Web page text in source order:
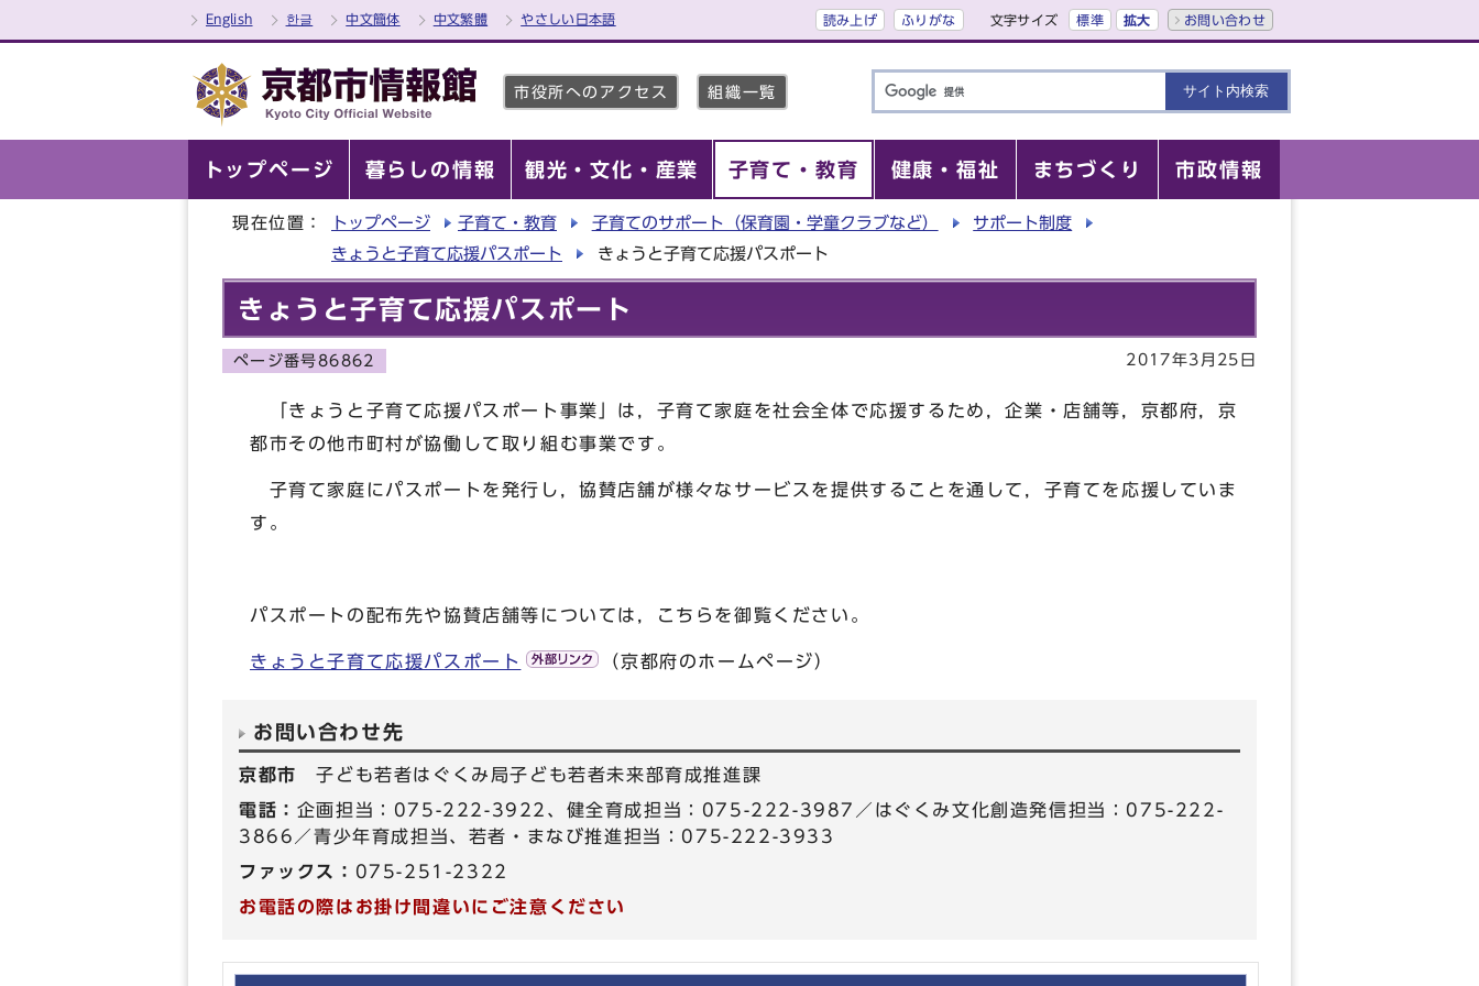
English 한글 中文簡体 中文繁體 やさしい日本語 読み上げ ふりがな 文字サイズ 標準 拡大 お問い合わせ
市役所へのアクセス 組織一覧
トップページ 暮らしの情報 観光・文化・産業 子育て・教育 健康・福祉 まちづくり 市政情報
現在位置： トップページ 子育て・教育 子育てのサポート（保育園・学童クラブなど）
サポート制度
きょうと子育て応援パスポート
きょうと子育て応援パスポート
きょうと子育て応援パスポート
ページ番号86862 2017年3月25日
「きょうと子育て応援パスポート事業」は，子育て家庭を社会全体で応援するため，企業・店舗等，京都府，京
都市その他市町村が協働して取り組む事業です。
子育て家庭にパスポートを発行し，協賛店舗が様々なサービスを提供することを通して，子育てを応援していま
す。
パスポートの配布先や協賛店舗等については，こちらを御覧ください。
きょうと子育て応援パスポート （京都府のホームページ）
お問い合わせ先
京都市子ども若者はぐくみ局子ども若者未来部育成推進課
電話： 企画担当：075-222-3922、健全育成担当：075-222-3987／はぐくみ文化創造発信担当：075-222-
3866／青少年育成担当、若者・まなび推進担当：075-222-3933
ファックス： 075-251-2322
お電話の際はお掛け間違いにご注意ください